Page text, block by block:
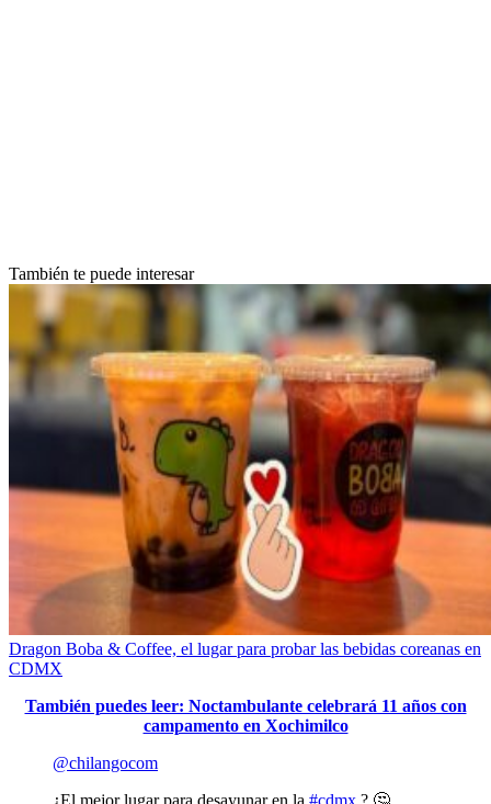
También te puede interesar
Dragon Boba & Coffee, el lugar para probar las bebidas coreanas en
CDMX
También puedes leer: Noctambulante celebrará 11 años con
campamento en Xochimilco
@chilangocom
¿El mejor lugar para desayunar en la #cdmx ? 🤔